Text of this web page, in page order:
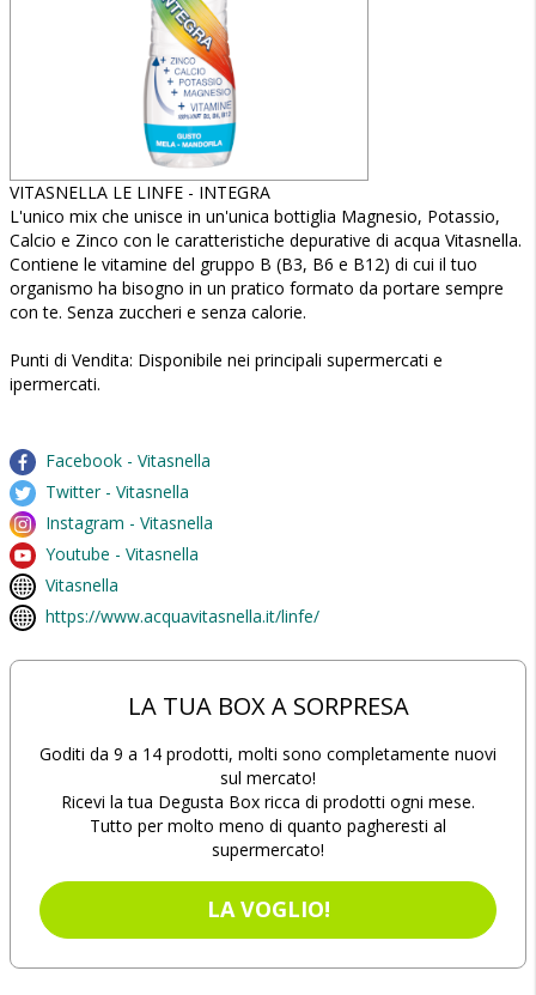
VITASNELLA LE LINFE - INTEGRA
L'unico mix che unisce in un'unica bottiglia Magnesio, Potassio,
Calcio e Zinco con le caratteristiche depurative di acqua Vitasnella.
Contiene le vitamine del gruppo B (B3, B6 e B12) di cui il tuo
organismo ha bisogno in un pratico formato da portare sempre
con te. Senza zuccheri e senza calorie.
Punti di Vendita: Disponibile nei principali supermercati e
ipermercati.
Facebook - Vitasnella
Twitter - Vitasnella
Instagram - Vitasnella
Youtube - Vitasnella
Vitasnella
https://www.acquavitasnella.it/linfe/
LA TUA BOX A SORPRESA
Goditi da 9 a 14 prodotti, molti sono completamente nuovi
sul mercato!
Ricevi la tua Degusta Box ricca di prodotti ogni mese.
Tutto per molto meno di quanto pagheresti al
supermercato!
LA VOGLIO!